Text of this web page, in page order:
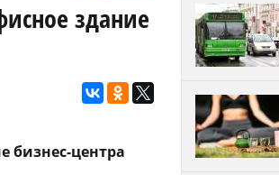
здание
бизнес-центра